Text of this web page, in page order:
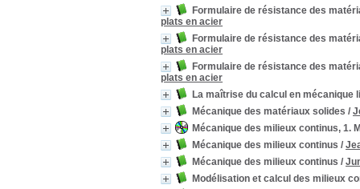
Formulaire de résistance des
plats en acier
Formulaire de résistance des
plats en acier
Formulaire de résistance des
plats en acier
La maîtrise du calcul en mécanique
Mécanique des matériaux solides /
Mécanique des milieux continus, 1.
Mécanique des milieux continus /
Mécanique des milieux continus /
Modélisation et calcul des milieux